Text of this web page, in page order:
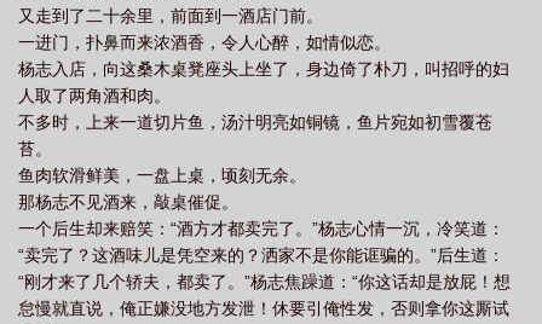
又走到了二十余里，前面到一酒店门前。
一进门，扑鼻而来浓酒香，令人心醉，如情似恋。
杨志入店，向这桑木桌凳座头上坐了，身边倚了朴刀，叫招呼的妇
人取了两角酒和肉。
不多时，上来一道切片鱼，汤汁明亮如铜镜，鱼片宛如初雪覆苍
苔。
鱼肉软滑鲜美，一盘上桌，顷刻无余。
那杨志不见酒来，敲桌催促。
一个后生却来赔笑：“酒方才都卖完了。”杨志心情一沉，冷笑道：
“卖完了？这酒味儿是凭空来的？洒家不是你能诓骗的。”后生道：
“刚才来了几个轿夫，都卖了。”杨志焦躁道：“你这话却是放屁！想
怠慢就直说，俺正嫌没地方发泄！休要引俺性发，否则拿你这厮试